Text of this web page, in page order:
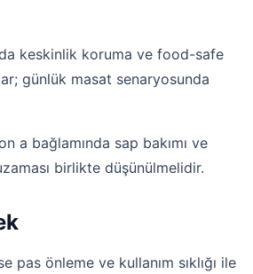
keskinlik koruma ve food-safe
günlük masat senaryosunda
a bağlamında sap bakımı ve
birlikte düşünülmelidir.
pas önleme ve kullanım sıklığı ile